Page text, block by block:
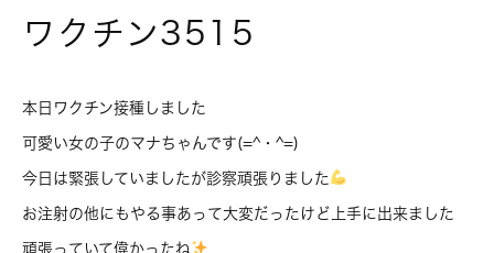
ワクチン3515
本日ワクチン接種しました
可愛い女の子のマナちゃんです(=^・^=)
今日は緊張していましたが診察頑張りました
お注射の他にもやる事あって大変だったけど上手に出来ました
頑張っていて偉かったね